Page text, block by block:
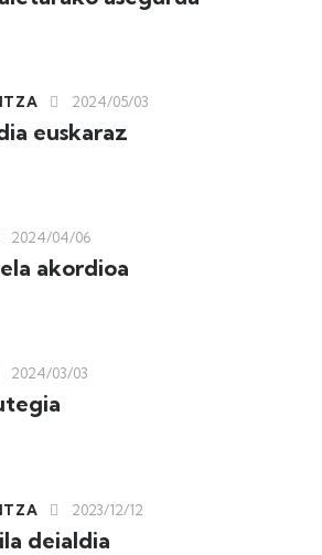
2024/05/03
euskaraz
2024/04/06
akordioa
2024/03/03
2023/12/12
deialdia